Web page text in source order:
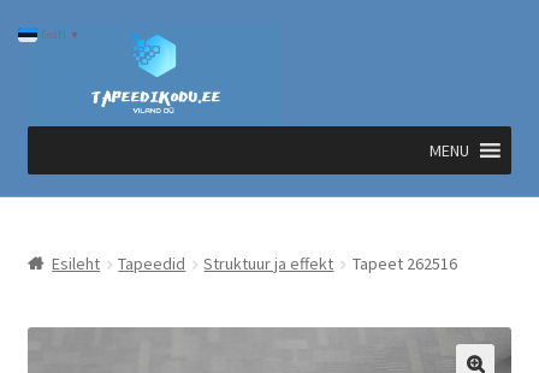
Liigu
navigeerimisele
Liigu
MENU
Esileht Tapeedid Struktuur ja effekt Tapeet 262516
Eesti ▼